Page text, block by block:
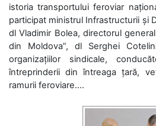
istoria transportului feroviar
participat ministrul Infrastructurii și
dl Vladimir Bolea, directorul
din Moldova”, dl Serghei
organizațiilor sindicale,
întreprinderii din întreaga țară,
ramurii feroviare....